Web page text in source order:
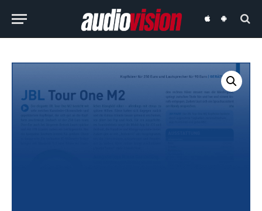
audiovisionaudiovision